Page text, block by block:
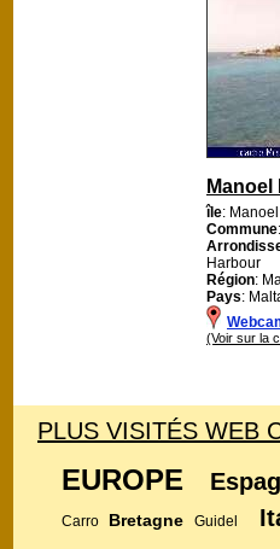
Manoel
île: Manoel
Commune
Harbour
Région:
Pays:
(Voir sur la
PLUS VISITÉS WEB
EUROPE
Carro Bretagne Guidel